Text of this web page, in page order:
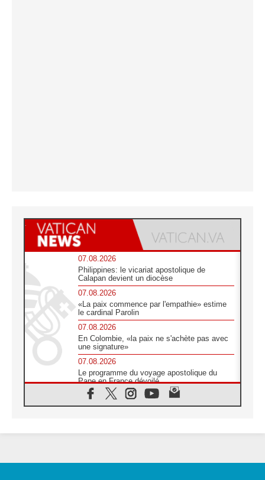
07.08.2026
Philippines: le vicariat apostolique de
Calapan devient un diocèse
07.08.2026
«La paix commence par l'empathie» estime
le cardinal Parolin
07.08.2026
En Colombie, «la paix ne s'achète pas avec
une signature»
07.08.2026
Le programme du voyage apostolique du
Pape en France dévoilé
07.08.2026
1ère Conférence continentale sur l'éducation
07.08.2026